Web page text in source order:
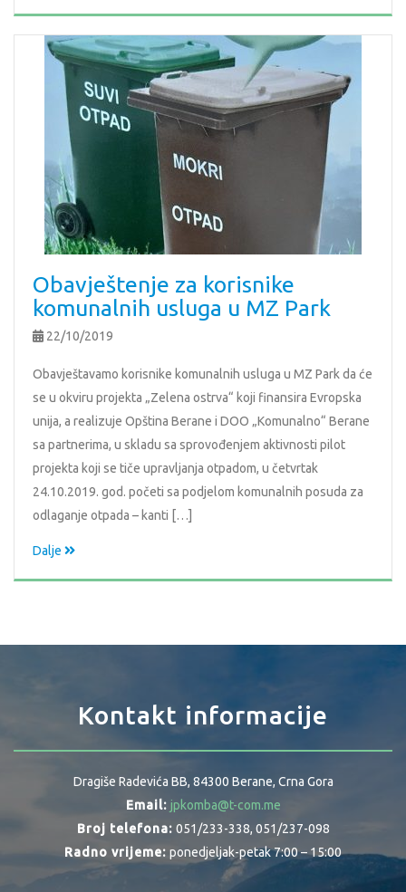
Obavještenje za korisnike
komunalnih usluga u MZ Park
22/10/2019
Obavještavamo korisnike komunalnih usluga u MZ Park da će
se u okviru projekta „Zelena ostrva“ koji finansira Evropska
unija, a realizuje Opština Berane i DOO „Komunalno“ Berane
sa partnerima, u skladu sa sprovođenjem aktivnosti pilot
projekta koji se tiče upravljanja otpadom, u četvrtak
24.10.2019. god. početi sa podjelom komunalnih posuda za
odlaganje otpada – kanti […]
Dalje
Kontakt informacije
Dragiše Radevića BB, 84300 Berane, Crna Gora
Email: jpkomba@t-com.me
Broj telefona: 051/233-338, 051/237-098
Radno vrijeme: ponedjeljak-petak 7:00 – 15:00